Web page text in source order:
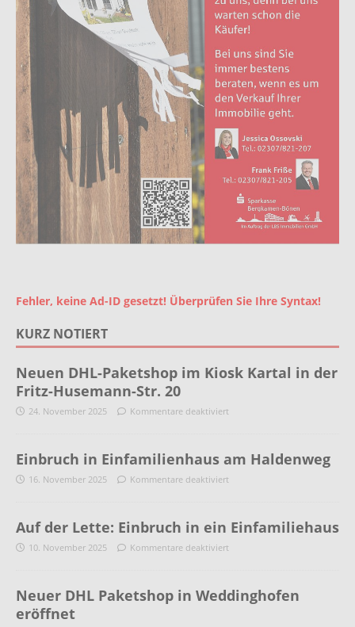
Fehler, keine Ad-ID gesetzt! Überprüfen Sie Ihre Syntax!
KURZ NOTIERT
Neuen DHL-Paketshop im Kiosk Kartal in der
Fritz-Husemann-Str. 20
24. November 2025 Kommentare deaktiviert
Einbruch in Einfamilienhaus am Haldenweg
16. November 2025 Kommentare deaktiviert
Auf der Lette: Einbruch in ein Einfamiliehaus
10. November 2025 Kommentare deaktiviert
Neuer DHL Paketshop in Weddinghofen
eröffnet